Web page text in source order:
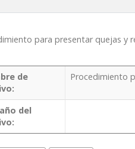
para presentar quejas y
de
Procedimiento
del